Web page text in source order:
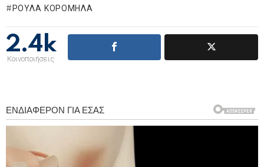
ΡΟΎΛΑ ΚΟΡΟΜΗΛΆ
2.4k
Κοινοποιήσεις